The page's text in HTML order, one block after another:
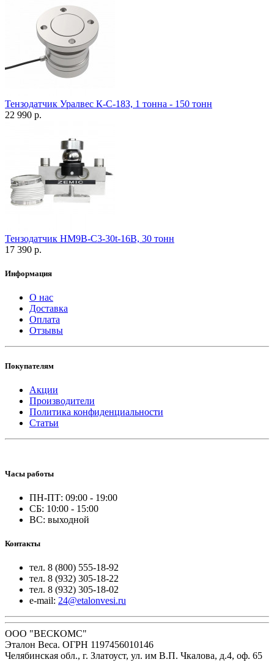
Тензодатчик Уралвес К-С-18З, 1 тонна - 150 тонн
22 990 р.
Тензодатчик HM9B-C3-30t-16B, 30 тонн
17 390 р.
Информация
О нас
Доставка
Оплата
Отзывы
Покупателям
Акции
Производители
Политика конфиденциальности
Статьи
Часы работы
ПН-ПТ: 09:00 - 19:00
СБ: 10:00 - 15:00
ВС: выходной
Контакты
тел. 8 (800) 555-18-92
тел. 8 (932) 305-18-22
тел. 8 (932) 305-18-02
e-mail: 24@etalonvesi.ru
ООО "ВЕСКОМС"
Эталон Веса. ОГРН 1197456010146
Челябинская обл., г. Златоуст, ул. им В.П. Чкалова, д.4, оф. 65